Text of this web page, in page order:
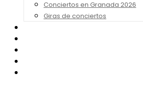
Conciertos en Granada 2026
Giras de conciertos